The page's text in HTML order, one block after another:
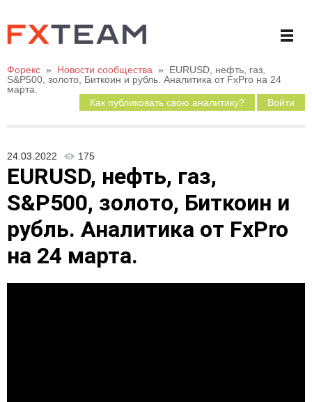
Форекс » Новости сообщества »
EURUSD, нефть, газ,
S&P500, золото, Биткоин и рубль. Аналитика от FxPro на 24
марта.
Как публиковать свою аналитику?
Войти
24.03.2022 175
EURUSD, нефть, газ,
S&P500, золото, Биткоин и
рубль. Аналитика от FxPro
на 24 марта.